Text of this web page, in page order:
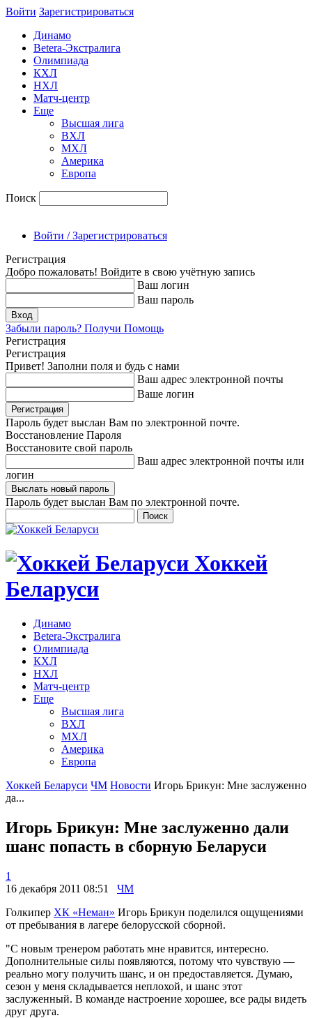
Войти Зарегиcтрироваться
Динамо
Betera-Экстралига
Олимпиада
КХЛ
НХЛ
Матч-центр
Еще
Высшая лига
ВХЛ
МХЛ
Америка
Европа
Поиск
Войти / Зарегистрироваться
Регистрация
Добро пожаловать! Войдите в свою учётную запись
Ваш логин
Ваш пароль
Забыли пароль? Получи Помощь
Регистрация
Регистрация
Привет! Заполни поля и будь с нами
Ваш адрес электронной почты
Ваше логин
Пароль будет выслан Вам по электронной почте.
Восстановление Пароля
Восстановите свой пароль
Ваш адрес электронной почты или
логин
Пароль будет выслан Вам по электронной почте.
Хоккей
Беларуси
Динамо
Betera-Экстралига
Олимпиада
КХЛ
НХЛ
Матч-центр
Еще
Высшая лига
ВХЛ
МХЛ
Америка
Европа
Хоккей Беларуси ЧМ Новости Игорь Брикун: Мне заслуженно
да...
Игорь Брикун: Мне заслуженно дали
шанс попасть в сборную Беларуси
1
16 декабря 2011 08:51
ЧМ
Голкипер ХК «Неман» Игорь Брикун поделился ощущениями
от пребывания в лагере белорусской сборной.
"С новым тренером работать мне нравится, интересно.
Дополнительные силы появляются, потому что чувствую —
реально могу получить шанс, и он предоставляется. Думаю,
сезон у меня складывается неплохой, и шанс этот
заслуженный. В команде настроение хорошее, все рады видеть
друг друга.